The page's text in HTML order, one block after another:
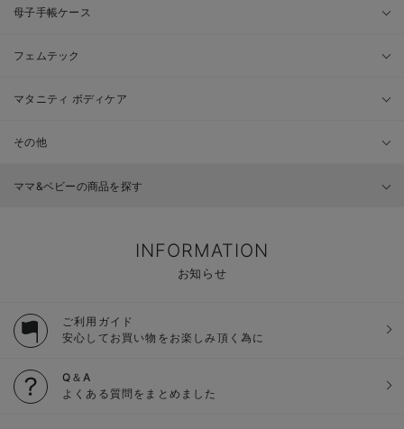
母子手帳ケース
フェムテック
マタニティ ボディケア
その他
ママ&ベビーの商品を探す
INFORMATION
お知らせ
ご利用ガイド
安心してお買い物をお楽しみ頂く為に
Q＆A
よくある質問をまとめました